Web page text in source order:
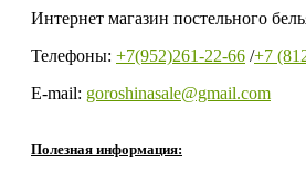
Интернет магазин постельного
Телефоны: +7(952)261-22-66 /+7
E-mail: goroshinasale@gmail.com
Полезная информация: